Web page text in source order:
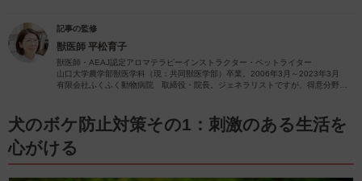
記事の監修
獣医師 平松育子
獣医師・AEAJ認定アロマテラピーインストラクター・ペットライター
山口大学農学部獣医学科（現：共同獣医学部）卒業。2006年3月～2023年3月
有限会社ふくふく動物病院 取締役・院長。ジェネラリストですが、得意分野は
むアロマに関する情報をお届けします。
犬のボケ防止対策その1：刺激のある生活を
心がける